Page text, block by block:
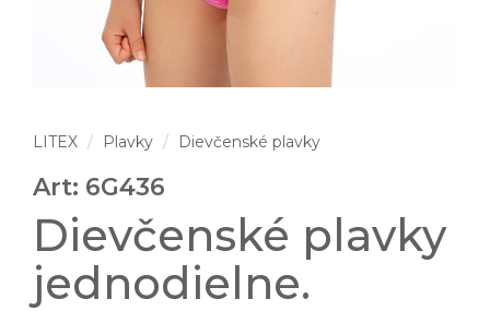
LITEX Plavky Dievčenské plavky
Art: 6G436
Dievčenské plavky
jednodielne.